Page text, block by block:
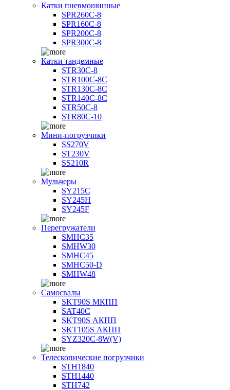
Катки пневмошинные
SPR260C-8
SPR160C-8
SPR200C-8
SPR300C-8
Катки тандемные
STR30C-8
STR100C-8С
STR130C-8С
STR140C-8С
STR50C-8
STR80C-10
Мини-погрузчики
SS270V
ST230V
SS210R
Мульчеры
SY215C
SY245H
SY245F
Перегружатели
SMHC35
SMHW30
SMHC45
SMHC50-D
SMHW48
Самосвалы
SKT90S МКПП
SAT40C
SKT90S АКПП
SKT105S АКПП
SYZ320C-8W(V)
Телескопические погрузчики
STH1840
STH1440
STH742